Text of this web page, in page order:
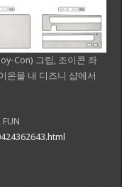
Con) 그립, 조이콘 좌
온몰 내 디즈니 샵에서